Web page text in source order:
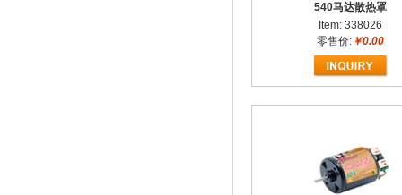
540马达散热罩
Item: 338026
零售价: ￥0.00